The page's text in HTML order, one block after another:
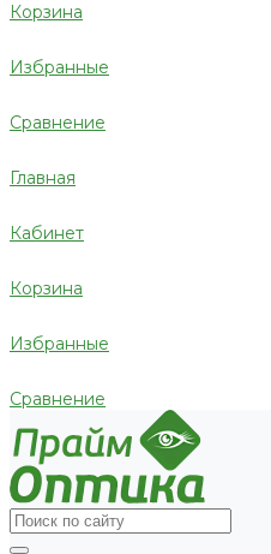
Корзина
Избранные
Сравнение
Главная
Кабинет
Корзина
Избранные
Сравнение